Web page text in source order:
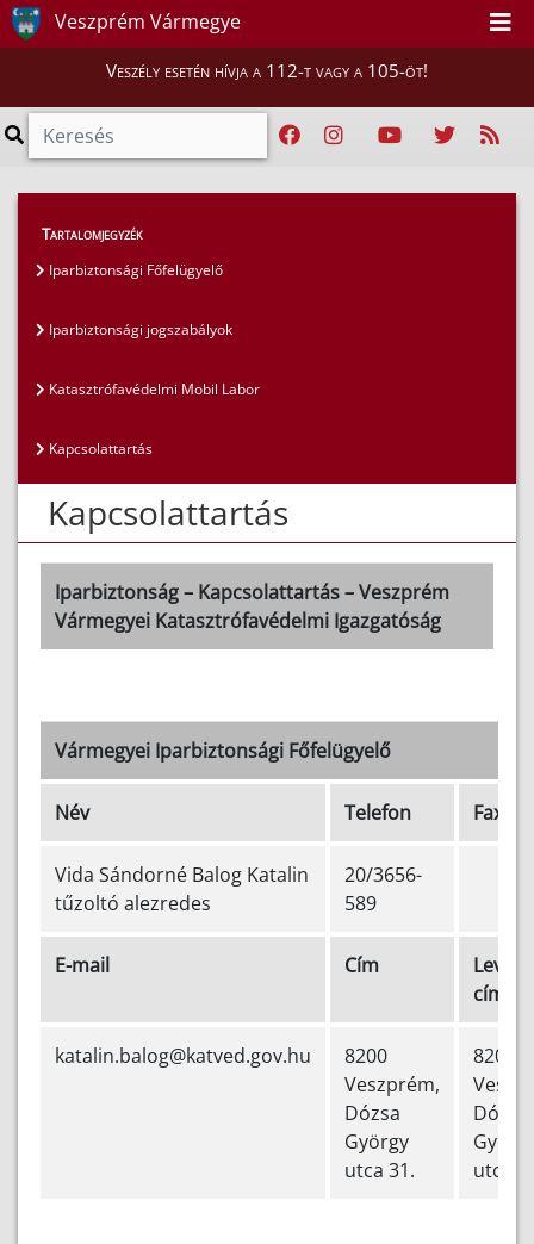
Veszprém Vármegye
Veszély esetén hívja a 112-t vagy a 105-öt!
Szakmai tájékoztatók
>
Kapcsolattartás
Tartalomjegyzék
Iparbiztonsági Főfelügyelő
Iparbiztonsági jogszabályok
Katasztrófavédelmi Mobil Labor
Kapcsolattartás
Kapcsolattartás
Iparbiztonság – Kapcsolattartás – Veszprém
Vármegyei Katasztrófavédelmi Igazgatóság
Vármegyei Iparbiztonsági Főfelügyelő
Név Telefon Fax
Vida Sándorné Balog Katalin
tűzoltó alezredes
20/3656-
589
E-mail Cím
cím
katalin.balog@katved.gov.hu
8200
Veszprém,
Dózsa
György
utca 31.
8200
Dózsa
utca